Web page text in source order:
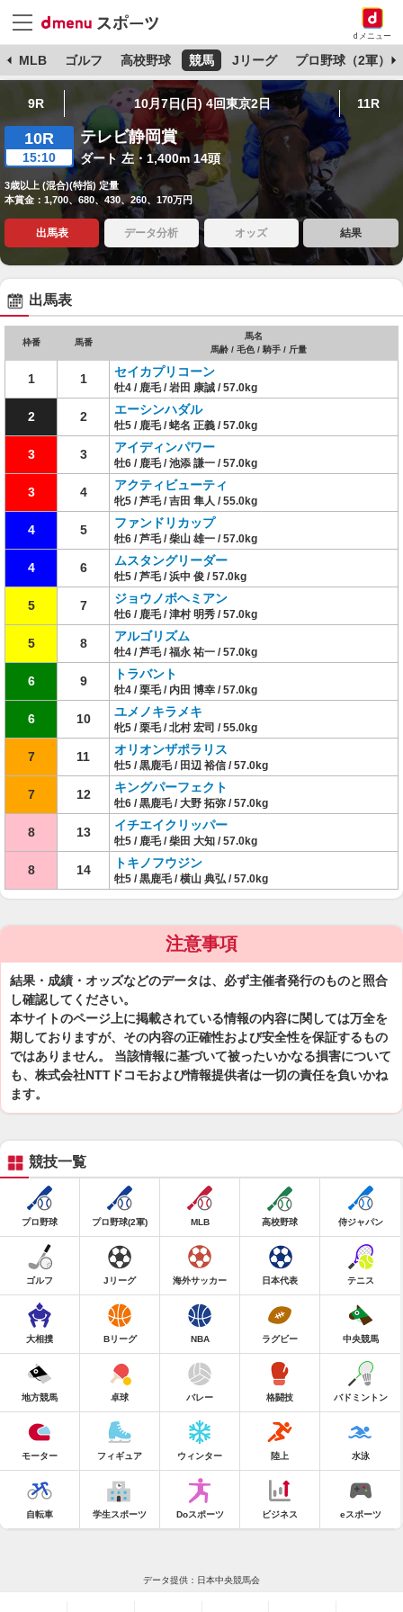
dメニュー
MLB ゴルフ 高校野球 競馬 Jリーグ プロ野球（2軍）
9R 10月7日(日) 4回東京2日 11R
10R
15:10
テレビ静岡賞
ダート 左・1,400m 14頭
3歳以上 (混合)(特指) 定量
本賞金：1,700、680、430、260、170万円
出馬表 データ分析 オッズ 結果
出馬表
枠番 馬番
馬名
馬齢 / 毛色 / 騎手 / 斤量
1 1 セイカプリコーン
牡4 / 鹿毛 / 岩田 康誠 / 57.0kg
2 2 エーシンハダル
牡5 / 鹿毛 / 蛯名 正義 / 57.0kg
3 3 アイディンパワー
牡6 / 鹿毛 / 池添 謙一 / 57.0kg
3 4 アクティビューティ
牝5 / 芦毛 / 吉田 隼人 / 55.0kg
4 5 ファンドリカップ
牡6 / 芦毛 / 柴山 雄一 / 57.0kg
4 6 ムスタングリーダー
牡5 / 芦毛 / 浜中 俊 / 57.0kg
5 7 ジョウノボヘミアン
牡6 / 鹿毛 / 津村 明秀 / 57.0kg
5 8 アルゴリズム
牡4 / 芦毛 / 福永 祐一 / 57.0kg
6 9 トラバント
牡4 / 栗毛 / 内田 博幸 / 57.0kg
6 10 ユメノキラメキ
牝5 / 栗毛 / 北村 宏司 / 55.0kg
7 11 オリオンザポラリス
牡5 / 黒鹿毛 / 田辺 裕信 / 57.0kg
7 12 キングパーフェクト
牡6 / 黒鹿毛 / 大野 拓弥 / 57.0kg
8 13 イチエイクリッパー
牡5 / 鹿毛 / 柴田 大知 / 57.0kg
8 14 トキノフウジン
牡5 / 黒鹿毛 / 横山 典弘 / 57.0kg
注意事項
結果・成績・オッズなどのデータは、必ず主催者発行のものと照合
し確認してください。
本サイトのページ上に掲載されている情報の内容に関しては万全を
期しておりますが、その内容の正確性および安全性を保証するもの
ではありません。 当該情報に基づいて被ったいかなる損害について
も、株式会社NTTドコモおよび情報提供者は一切の責任を負いかね
ます。
競技一覧
プロ野球 プロ野球(2軍) MLB 高校野球 侍ジャパン
ゴルフ Jリーグ 海外サッカー 日本代表 テニス
大相撲 Bリーグ NBA ラグビー 中央競馬
地方競馬 卓球 バレー 格闘技 バドミントン
モーター フィギュア ウィンター 陸上 水泳
自転車 学生スポーツ Doスポーツ ビジネス eスポーツ
データ提供：日本中央競馬会